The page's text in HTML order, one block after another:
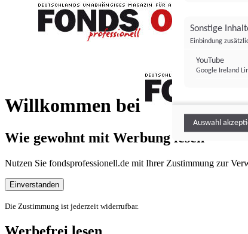
Willkommen bei
FONDS
Wie gewohnt mit Werbung lesen
Nutzen Sie fondsprofessionell.de mit Ihrer Zustimmung zur
Einverstanden
Die Zustimmung ist jederzeit widerrufbar.
Werbefrei lesen
Sonstige
Einbindung
YouTube
Google Ireland
Auswahl